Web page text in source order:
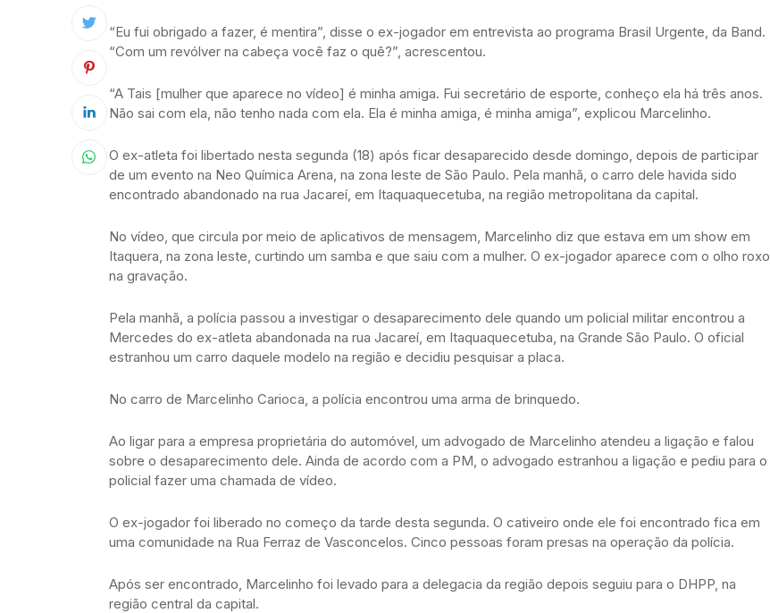
“Eu fui obrigado a fazer, é mentira”, disse o ex-jogador em entrevista ao programa Brasil Urgente, da Band.
“Com um revólver na cabeça você faz o quê?”, acrescentou.
“A Tais [mulher que aparece no vídeo] é minha amiga. Fui secretário de esporte, conheço ela há três anos.
Não sai com ela, não tenho nada com ela. Ela é minha amiga, é minha amiga”, explicou Marcelinho.
O ex-atleta foi libertado nesta segunda (18) após ficar desaparecido desde domingo, depois de participar
de um evento na Neo Química Arena, na zona leste de São Paulo. Pela manhã, o carro dele havida sido
encontrado abandonado na rua Jacareí, em Itaquaquecetuba, na região metropolitana da capital.
No vídeo, que circula por meio de aplicativos de mensagem, Marcelinho diz que estava em um show em
Itaquera, na zona leste, curtindo um samba e que saiu com a mulher. O ex-jogador aparece com o olho roxo
na gravação.
Pela manhã, a polícia passou a investigar o desaparecimento dele quando um policial militar encontrou a
Mercedes do ex-atleta abandonada na rua Jacareí, em Itaquaquecetuba, na Grande São Paulo. O oficial
estranhou um carro daquele modelo na região e decidiu pesquisar a placa.
No carro de Marcelinho Carioca, a polícia encontrou uma arma de brinquedo.
Ao ligar para a empresa proprietária do automóvel, um advogado de Marcelinho atendeu a ligação e falou
sobre o desaparecimento dele. Ainda de acordo com a PM, o advogado estranhou a ligação e pediu para o
policial fazer uma chamada de vídeo.
O ex-jogador foi liberado no começo da tarde desta segunda. O cativeiro onde ele foi encontrado fica em
uma comunidade na Rua Ferraz de Vasconcelos. Cinco pessoas foram presas na operação da polícia.
Após ser encontrado, Marcelinho foi levado para a delegacia da região depois seguiu para o DHPP, na
região central da capital.